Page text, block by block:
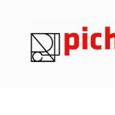
contenido